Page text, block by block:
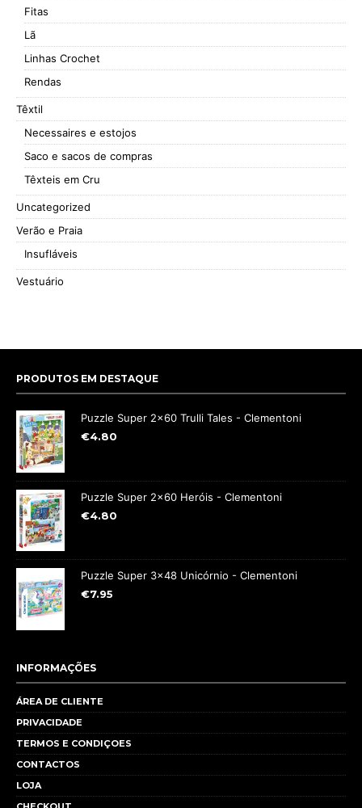
Fitas
Lã
Linhas Crochet
Rendas
Têxtil
Necessaires e estojos
Saco e sacos de compras
Têxteis em Cru
Uncategorized
Verão e Praia
Insufláveis
Vestuário
PRODUTOS EM DESTAQUE
Puzzle Super 2x60 Trulli Tales - Clementoni
€4.80
Puzzle Super 2x60 Heróis - Clementoni
€4.80
Puzzle Super 3x48 Unicórnio - Clementoni
€7.95
INFORMAÇÕES
ÁREA DE CLIENTE
PRIVACIDADE
TERMOS E CONDIÇOES
CONTACTOS
LOJA